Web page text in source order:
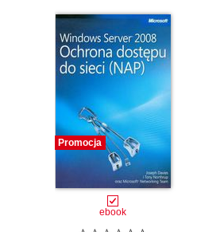
Promocja
ebook